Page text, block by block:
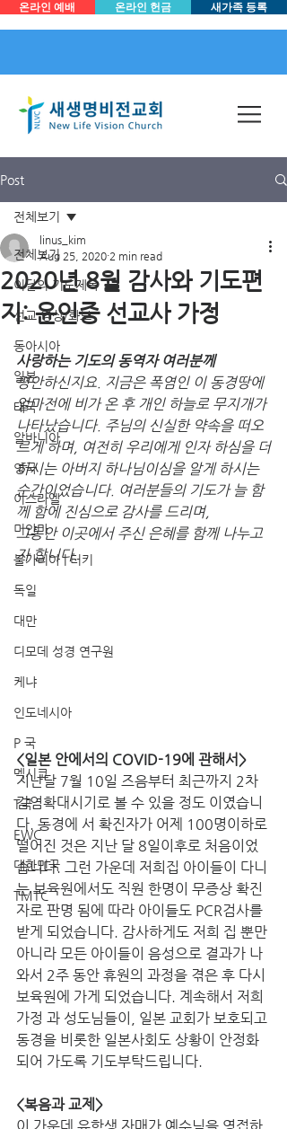
온라인 예배 온라인 헌금 새가족 등록
Post
전체보기
이달의 기도제목
선교 영상/화보
동아시아
일본
태국
알바니아
영국
이스라엘
미얀마
불가리아 | 터키
독일
대만
디모데 성경 연구원
케냐
인도네시아
P 국
멕시코
T국
EWC
대한민국
TMTC
전체보기
2020년 8월 감사와 기도편
지: 윤인중 선교사 가정
linus_kim
Aug 25, 2020 2 min read
사랑하는 기도의 동역자 여러분께
평안하신지요. 지금은 폭염인 이 동경땅에
얼마전에 비가 온 후 개인 하늘로 무지개가
나타났습니다. 주님의 신실한 약속을 떠오
르게 하며, 여전히 우리에게 인자 하심을 더
하시는 아버지 하나님이심을 알게 하시는
순간이었습니다. 여러분들의 기도가 늘 함
께 함에 진심으로 감사를 드리며,
그동안 이곳에서 주신 은혜를 함께 나누고
자 합니다.
<일본 안에서의 COVID-19에 관해서>
지난달 7월 10일 즈음부터 최근까지 2차
감염확대시기로 볼 수 있을 정도 이였습니
다. 동경에 서 확진자가 어제 100명이하로
떨어진 것은 지난 달 8일이후로 처음이었
습니다. 그런 가운데 저희집 아이들이 다니
는 보육원에서도 직원 한명이 무증상 확진
자로 판명 됨에 따라 아이들도 PCR검사를
받게 되었습니다. 감사하게도 저희 집 뿐만
아니라 모든 아이들이 음성으로 결과가 나
와서 2주 동안 휴원의 과정을 겪은 후 다시
보육원에 가게 되었습니다. 계속해서 저희
가정 과 성도님들이, 일본 교회가 보호되고
동경을 비롯한 일본사회도 상황이 안정화
되어 가도록 기도부탁드립니다.
<복음과 교제>